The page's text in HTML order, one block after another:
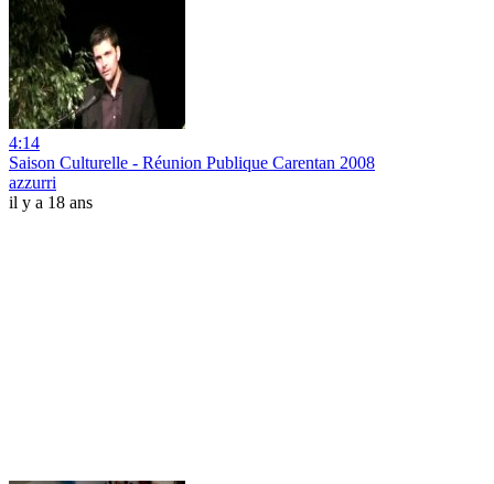
4:14
Saison Culturelle - Réunion Publique Carentan 2008
azzurri
il y a 18 ans